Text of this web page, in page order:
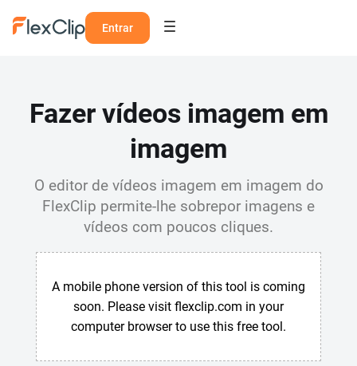
Entrar
Fazer vídeos imagem em
imagem
O editor de vídeos imagem em imagem do
FlexClip permite-lhe sobrepor imagens e
vídeos com poucos cliques.
A mobile phone version of this tool is coming
soon. Please visit flexclip.com in your
computer browser to use this free tool.